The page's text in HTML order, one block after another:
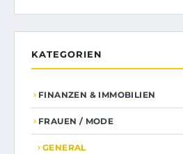
KATEGORIEN
FINANZEN & IMMOBILIEN
FRAUEN / MODE
GENERAL